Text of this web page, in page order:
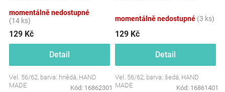
momentálně nedostupné
(14 ks)
129 Kč
Detail
Vel. 56/62, barva: hnědá, HAND
MADE
Kód: 16862301
momentálně nedostupné (3 ks)
129 Kč
Detail
Vel. 56/62, barva: šedá, HAND
MADE
Kód: 16861401